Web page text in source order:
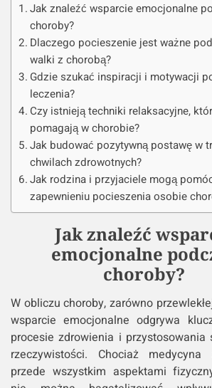
Jak znaleźć wsparcie emocjonalne
choroby?
Dlaczego pocieszenie jest ważne
walki z chorobą?
Gdzie szukać inspiracji i motywacji
leczenia?
Czy istnieją techniki relaksacyjne,
pomagają w chorobie?
Jak budować pozytywną postawę w
chwilach zdrowotnych?
Jak rodzina i przyjaciele mogą
zapewnieniu pocieszenia osobie
Jak znaleźć
emocjonalne
choroby?
W obliczu choroby, zarówno
wsparcie emocjonalne odgrywa
procesie zdrowienia i przystosowania
rzeczywistości. Chociaż
przede wszystkim aspektami